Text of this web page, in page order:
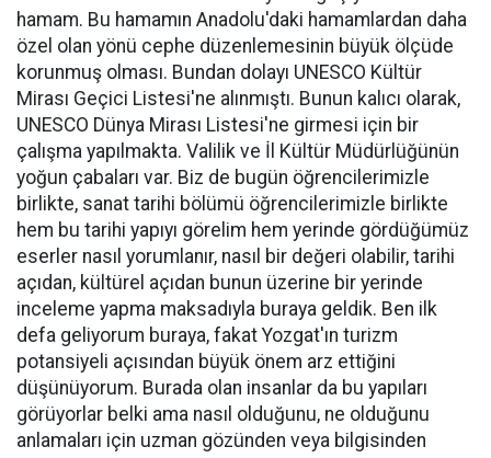
hamam. Bu hamamın Anadolu'daki hamamlardan daha
özel olan yönü cephe düzenlemesinin büyük ölçüde
korunmuş olması. Bundan dolayı UNESCO Kültür
Mirası Geçici Listesi'ne alınmıştı. Bunun kalıcı olarak,
UNESCO Dünya Mirası Listesi'ne girmesi için bir
çalışma yapılmakta. Valilik ve İl Kültür Müdürlüğünün
yoğun çabaları var. Biz de bugün öğrencilerimizle
birlikte, sanat tarihi bölümü öğrencilerimizle birlikte
hem bu tarihi yapıyı görelim hem yerinde gördüğümüz
eserler nasıl yorumlanır, nasıl bir değeri olabilir, tarihi
açıdan, kültürel açıdan bunun üzerine bir yerinde
inceleme yapma maksadıyla buraya geldik. Ben ilk
defa geliyorum buraya, fakat Yozgat'ın turizm
potansiyeli açısından büyük önem arz ettiğini
düşünüyorum. Burada olan insanlar da bu yapıları
görüyorlar belki ama nasıl olduğunu, ne olduğunu
anlamaları için uzman gözünden veya bilgisinden